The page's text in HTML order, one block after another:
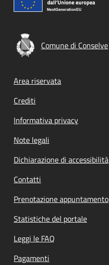
Comune di Conselve
Footer menu
Area riservata
Crediti
Informativa privacy
Note legali
Dichiarazione di accessibilità
Contatti
Prenotazione appuntamento
Statistiche del portale
Leggi le FAQ
Pagamenti